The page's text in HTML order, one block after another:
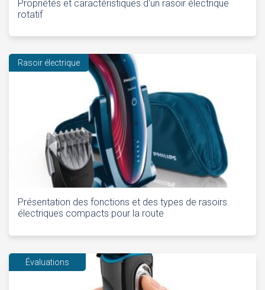
Propriétés et caractéristiques d'un rasoir électrique
rotatif
Rasoir électrique
Présentation des fonctions et des types de rasoirs
électriques compacts pour la route
Évaluations